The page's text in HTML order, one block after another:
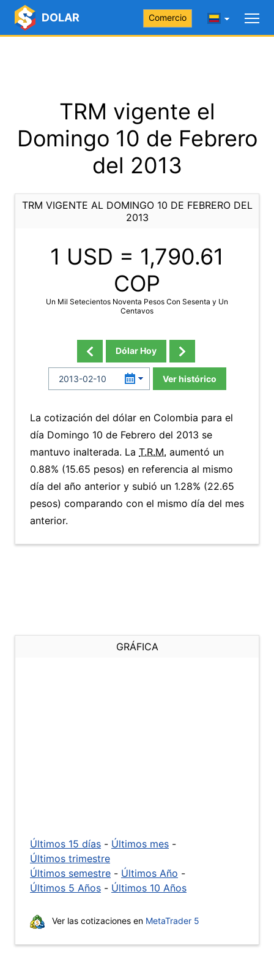
DOLAR Comercio
TRM vigente el
Domingo 10 de Febrero
del 2013
TRM VIGENTE AL DOMINGO 10 DE FEBRERO DEL
2013
1 USD = 1,790.61
COP
Un Mil Setecientos Noventa Pesos Con Sesenta y Un
Centavos
Dólar Hoy
Ver histórico
La cotización del dólar en Colombia para el
día Domingo 10 de Febrero del 2013 se
mantuvo inalterada. La T.R.M. aumentó un
0.88% (15.65 pesos) en referencia al mismo
día del año anterior y subió un 1.28% (22.65
pesos) comparando con el mismo día del mes
anterior.
GRÁFICA
Últimos 15 días - Últimos mes -
Últimos trimestre
Últimos semestre - Últimos Año -
Últimos 5 Años - Últimos 10 Años
Ver las cotizaciones en MetaTrader 5